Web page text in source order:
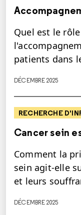
Quel est le
patients dans
DÉCEMBRE 2025
RECHERCHE
Cancer sein
Comment la
sein agit-elle
et leurs
DÉCEMBRE 2025